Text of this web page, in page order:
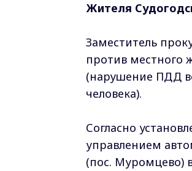
Жителя
Заместитель
против местного
(нарушение ПДД
человека).
Согласно
управлением
(пос. Муромцево)